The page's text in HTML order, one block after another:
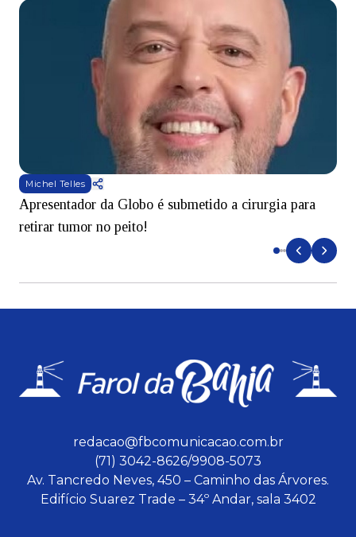
Michel Telles
Apresentador da Globo é submetido a cirurgia para
retirar tumor no peito!
redacao@fbcomunicacao.com.br
(71) 3042-8626/9908-5073
Av. Tancredo Neves, 450 – Caminho das Árvores.
Edifício Suarez Trade – 34º Andar, sala 3402